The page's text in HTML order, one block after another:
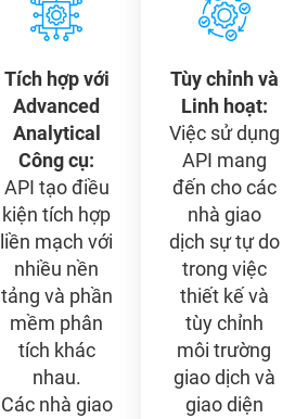
Tích hợp với
Advanced
Analytical
Công cụ:
API tạo điều
kiện tích hợp
liền mạch với
nhiều nền
tảng và phần
mềm phân
tích khác
nhau.
Các nhà giao
Tùy chỉnh và
Linh hoạt:
Việc sử dụng
API mang
đến cho các
nhà giao
dịch sự tự do
trong việc
thiết kế và
tùy chỉnh
môi trường
giao dịch và
giao diện